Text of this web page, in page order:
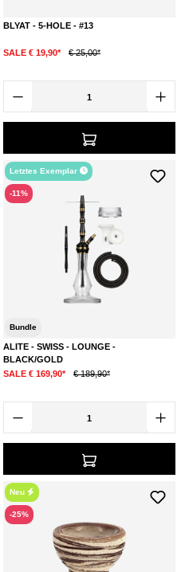
BLYAT - 5-HOLE - #13
SALE € 19,90* € 25,00*
Letztes Exemplar
-11%
Bundle
ALITE - SWISS - LOUNGE -
BLACK/GOLD
SALE € 169,90*
€ 189,90*
Neu
-25%